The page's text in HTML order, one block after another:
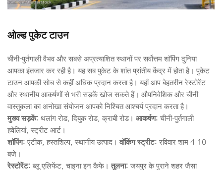
ओल्ड पुकेट टाउन
चीनी-पुर्तगाली वैभव और सबसे अप्रत्याशित स्थानों पर सर्वोत्तम शॉपिंग दुनिया
आपका इंतजार कर रही है। यह सब पुकेट के शांत प्रांतीय केंद्र में होता है। पुकेट
टाउन आपकी सोच से कहीं अधिक प्रदान करता है। यहाँ आप बेहतरीन रेस्टोरेंट
और स्थानीय आकर्षणों से भरी सड़कें खोज सकते हैं। औपनिवेशिक और चीनी
वास्तुकला का अनोखा संयोजन आपको निश्चित आश्चर्य प्रदान करता है।
मुख्य सड़कें: थलांग रोड, दिबुक रोड, क्राबी रोड। आकर्षण: चीनी-पुर्तगाली
हवेलियां, स्ट्रीट आर्ट।
शॉपिंग: एंटीक, हस्तशिल्प, स्थानीय उत्पाद। वॉकिंग स्ट्रीट: रविवार शाम 4-10
बजे।
रेस्टोरेंट: ब्लू एलिफेंट, चाइना इन कैफे। तुलना: जयपुर के पुराने शहर जैसा